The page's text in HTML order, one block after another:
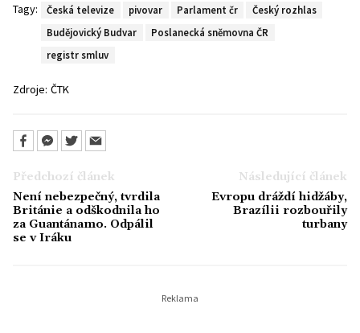
Tagy: Česká televize pivovar Parlament čr
Český rozhlas
Budějovický Budvar
Poslanecká sněmovna ČR
registr smluv
Zdroje: ČTK
Předchozí článek
Není nebezpečný, tvrdila
Británie a odškodnila ho
za Guantánamo. Odpálil
se v Iráku
Následující článek
Evropu dráždí hidžáby,
Brazílii rozbouřily
turbany